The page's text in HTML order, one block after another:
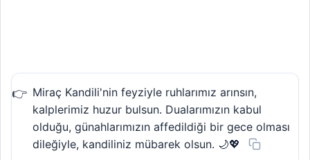
Miraç Kandili'nin feyziyle ruhlarımız arınsın,
kalplerimiz huzur bulsun. Dualarımızın kabul
olduğu, günahlarımızın affedildiği bir gece olması
dileğiyle, kandiliniz mübarek olsun. 🌙💖